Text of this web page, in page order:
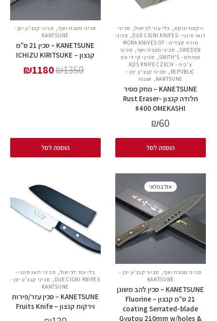
ויקטורינוקס , כלי עזר לבישול, סכיני
דואו סיגני - DUE CIGNI KNIFES
, סכיני
מורה שבדיה - MORA KNIVES OF
SWEDEN
, סכיני מטבח ושף , סכיני
סמיתס - SMITH'S
, סכיני קי די אס
צ'כיה - KDS KNIFE CZECH
REPUBLIC
, סכיני קנצ'ון יפן -
KANTSUNE
, שונות
KANETSUNE – מחק מסיר
חלודה קנצון -Rust Eraser
#400 OMEKASHI
₪60
הוספה לסל
סכיני מטבח ושף, סכיני קנצ'ון יפן -
KANTSUNE
KANETSUNE – סכין 21 ס”מ
קנצון – ICHIZU KIRITSUKE
₪1350
₪1180
הוספה לסל
אזל במלאי
סכיני מטבח ושף, סכיני קנצ'ון יפן -
KANTSUNE
KANETSUNE – סכין להב משונן
21 ס”מ קנצון – Fluorine
coating Serrated-blade
Gyutou 210mm w/holes &
כלי עזר לבישול, סכיני דואו סיגני -
DUE CIGNI KNIFES
, סכיני קנצ'ון יפן -
KANTSUNE
KANETSUNE – סכין עזר/פירות
וירקות קנצון – Fruits Knife